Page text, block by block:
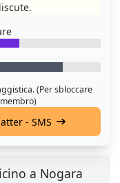
(Per sbloccare
- SMS
a Nogara